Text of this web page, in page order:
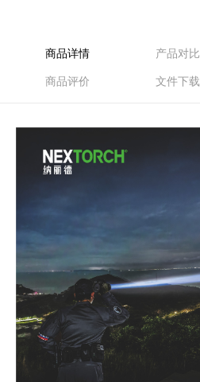
商品详情 产品对比
商品评价
文件下载